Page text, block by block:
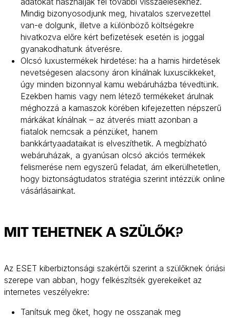
Mindig bizonyosodjunk meg, hivatalos szervezettel
van-e dolgunk, illetve a különböző költségekre
hivatkozva előre kért befizetések esetén is joggal
gyanakodhatunk átverésre.
Olcsó luxustermékek hirdetése: ha a hamis hirdetések
nevetségesen alacsony áron kínálnak luxuscikkeket,
úgy minden bizonnyal kamu webáruházba tévedtünk.
Ezekben hamis vagy nem létező termékeket árulnak
méghozzá a kamaszok körében kifejezetten népszerű
márkákat kínálnak – az átverés miatt azonban a
fiatalok nemcsak a pénzüket, hanem
bankkártyaadataikat is elveszíthetik. A megbízható
webáruházak, a gyanúsan olcsó akciós termékek
felismerése nem egyszerű feladat, ám elkerülhetetlen,
hogy biztonságtudatos stratégia szerint intézzük online
vásárlásainkat.
MIT TEHETNEK A SZÜLŐK?
Az ESET kiberbiztonsági szakértői szerint a szülőknek óriási
szerepe van abban, hogy felkészítsék gyerekeiket az
internetes veszélyekre:
Tanítsuk meg őket, hogy ne osszanak meg